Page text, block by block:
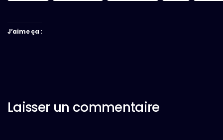
J’aime ça :
Laisser un commentaire